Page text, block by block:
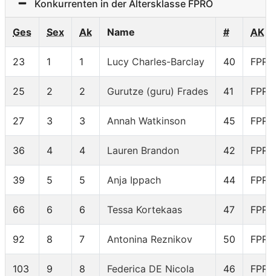
Konkurrenten in der Altersklasse FPRO
Ges Sex Ak Name # AK
23 1 1 Lucy Charles-Barclay 40
25 2 2 Gurutze (guru) Frades 41
27 3 3 Annah Watkinson 45
36 4 4 Lauren Brandon 42
39 5 5 Anja Ippach 44
66 6 6 Tessa Kortekaas 47
92 8 7 Antonina Reznikov 50
103 9 8 Federica DE Nicola 46